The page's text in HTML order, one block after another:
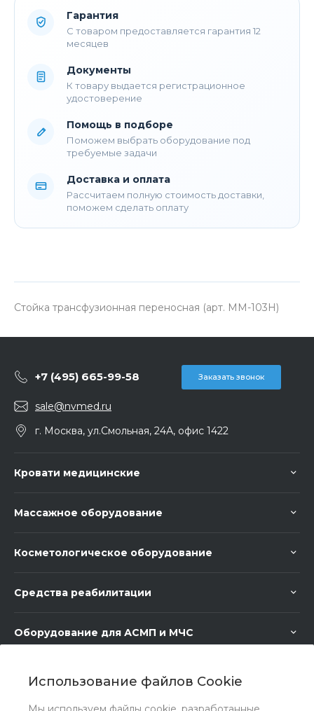
Использование файлов Cookie
Гарантия
С товаром предоставляется гарантия 12
месяцев
Документы
К товару выдается регистрационное
удостоверение
Помощь в подборе
Поможем выбрать оборудование под
требуемые задачи
Доставка и оплата
Рассчитаем полную стоимость доставки,
поможем сделать оплату
Стойка трансфузионная переносная (арт. ММ-103H)
+7 (495) 665-99-58 Заказать звонок
sale@nvmed.ru
г. Москва, ул.Смольная, 24А, офис 1422
Кровати медицинские
Массажное оборудование
Косметологическое оборудование
Средства реабилитации
Оборудование для АСМП и МЧС